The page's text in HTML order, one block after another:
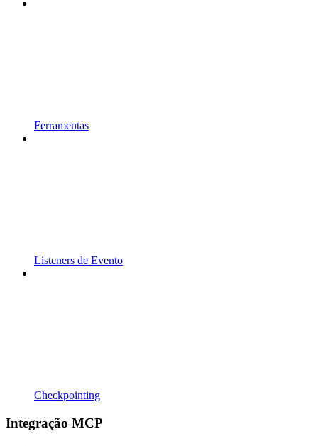
Ferramentas
Listeners de Evento
Checkpointing
Integração MCP